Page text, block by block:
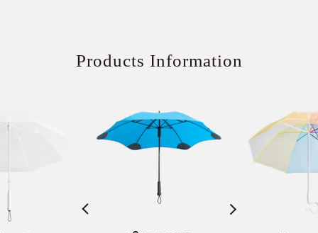
Products Information